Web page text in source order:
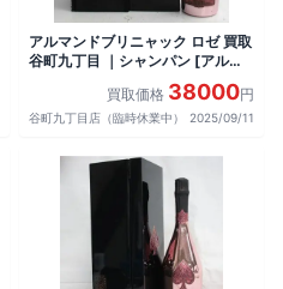
アルマンドブリニャック ロゼ 買取
谷町九丁目 ｜シャンパン [アルマ
ンドブリニャック ロゼ]をお酒
買取価格 38000円
谷町九丁目店（臨時休業中） 2025/09/11